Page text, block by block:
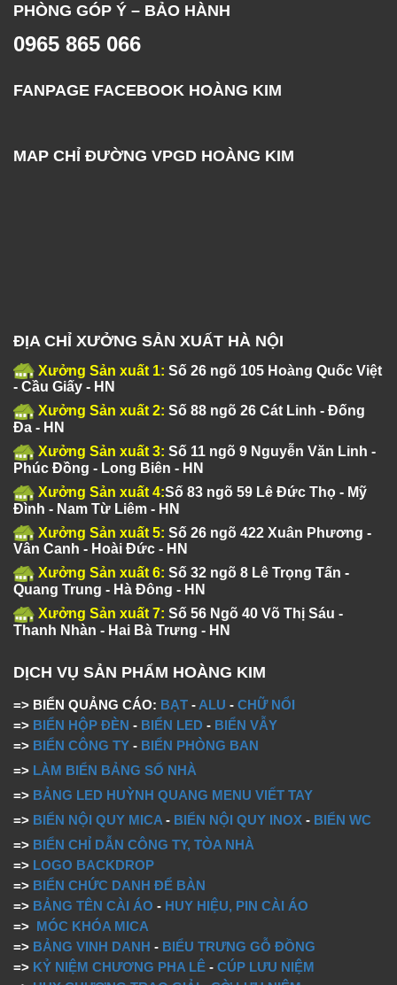
PHÒNG GÓP Ý – BẢO HÀNH
0965 865 066
FANPAGE FACEBOOK HOÀNG KIM
MAP CHỈ ĐƯỜNG VPGD HOÀNG KIM
ĐỊA CHỈ XƯỞNG SẢN XUẤT HÀ NỘI
Xưởng Sản xuất 1: Số 26 ngõ 105 Hoàng Quốc Việt
- Cầu Giấy - HN
Xưởng Sản xuất 2: Số 88 ngõ 26 Cát Linh - Đống
Đa - HN
Xưởng Sản xuất 3: Số 11 ngõ 9 Nguyễn Văn Linh -
Phúc Đồng - Long Biên - HN
Xưởng Sản xuất 4:Số 83 ngõ 59 Lê Đức Thọ - Mỹ
Đình - Nam Từ Liêm - HN
Xưởng Sản xuất 5: Số 26 ngõ 422 Xuân Phương -
Vân Canh - Hoài Đức - HN
Xưởng Sản xuất 6: Số 32 ngõ 8 Lê Trọng Tấn -
Quang Trung - Hà Đông - HN
Xưởng Sản xuất 7: Số 56 Ngõ 40 Võ Thị Sáu -
Thanh Nhàn - Hai Bà Trưng - HN
DỊCH VỤ SẢN PHẨM HOÀNG KIM
=> BIỂN QUẢNG CÁO: BẠT - ALU - CHỮ NỔI
=> BIỂN HỘP ĐÈN - BIỂN LED - BIỂN VẪY
=> BIỂN CÔNG TY - BIỂN PHÒNG BAN
=> LÀM BIỂN BẢNG SỐ NHÀ
=> BẢNG LED HUỲNH QUANG MENU VIẾT TAY
=> BIỂN NỘI QUY MICA - BIỂN NỘI QUY INOX - BIỂN WC
=> BIỂN CHỈ DẪN CÔNG TY, TÒA NHÀ
=> LOGO BACKDROP
=> BIỂN CHỨC DANH ĐỂ BÀN
=> BẢNG TÊN CÀI ÁO - HUY HIỆU, PIN CÀI ÁO
=> MÓC KHÓA MICA
=> BẢNG VINH DANH - BIỂU TRƯNG GỖ ĐỒNG
=> KỶ NIỆM CHƯƠNG PHA LÊ - CÚP LƯU NIỆM